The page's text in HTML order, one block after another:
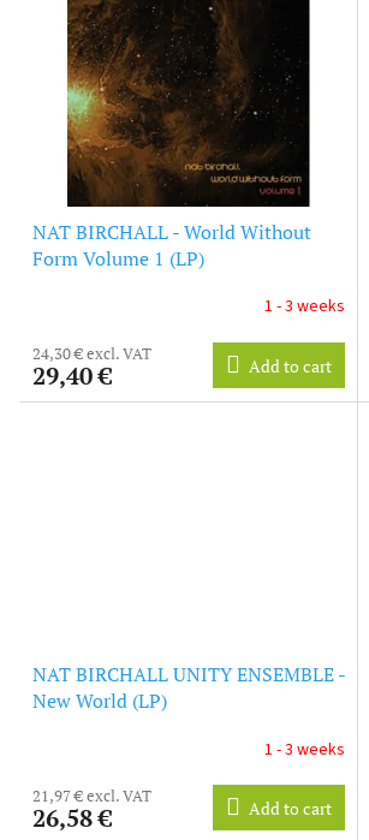
NAT BIRCHALL - World Without
Form Volume 1 (LP)
1 - 3 weeks
24,30 € excl. VAT
29,40 € Add to cart
NAT BIRCHALL UNITY ENSEMBLE -
New World (LP)
1 - 3 weeks
21,97 € excl. VAT
26,58 € Add to cart